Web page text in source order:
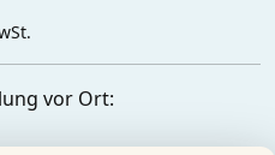
vor Ort: